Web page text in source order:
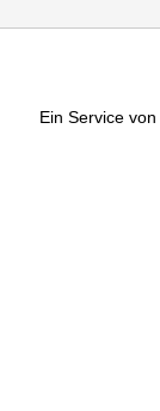
Ein Service von